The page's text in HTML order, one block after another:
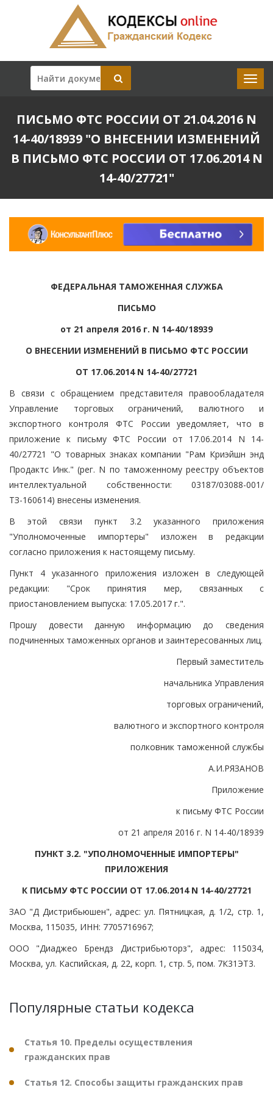
ПИСЬМО ФТС РОССИИ ОТ 21.04.2016 N
14-40/18939 "О ВНЕСЕНИИ ИЗМЕНЕНИЙ
В ПИСЬМО ФТС РОССИИ ОТ 17.06.2014 N
14-40/27721"
ФЕДЕРАЛЬНАЯ ТАМОЖЕННАЯ СЛУЖБА
ПИСЬМО
от 21 апреля 2016 г. N 14-40/18939
О ВНЕСЕНИИ ИЗМЕНЕНИЙ В ПИСЬМО ФТС РОССИИ
ОТ 17.06.2014 N 14-40/27721
В связи с обращением представителя правообладателя
Управление торговых ограничений, валютного и
экспортного контроля ФТС России уведомляет, что в
приложение к письму ФТС России от 17.06.2014 N 14-
40/27721 "О товарных знаках компании "Рам Криэйшн энд
Продактс Инк." (рег. N по таможенному реестру объектов
интеллектуальной собственности: 03187/03088-001/
ТЗ-160614) внесены изменения.
В этой связи пункт 3.2 указанного приложения
"Уполномоченные импортеры" изложен в редакции
согласно приложения к настоящему письму.
Пункт 4 указанного приложения изложен в следующей
редакции: "Срок принятия мер, связанных с
приостановлением выпуска: 17.05.2017 г.".
Прошу довести данную информацию до сведения
подчиненных таможенных органов и заинтересованных лиц.
Первый заместитель
начальника Управления
торговых ограничений,
валютного и экспортного контроля
полковник таможенной службы
А.И.РЯЗАНОВ
Приложение
к письму ФТС России
от 21 апреля 2016 г. N 14-40/18939
ПУНКТ 3.2. "УПОЛНОМОЧЕННЫЕ ИМПОРТЕРЫ"
ПРИЛОЖЕНИЯ
К ПИСЬМУ ФТС РОССИИ ОТ 17.06.2014 N 14-40/27721
ЗАО "Д Дистрибьюшен", адрес: ул. Пятницкая, д. 1/2, стр. 1,
Москва, 115035, ИНН: 7705716967;
ООО "Диаджео Брендз Дистрибьюторз", адрес: 115034,
Москва, ул. Каспийская, д. 22, корп. 1, стр. 5, пом. 7К31ЭТ3.
Популярные статьи кодекса
Статья 10. Пределы осуществления
гражданских прав
Статья 12. Способы защиты гражданских прав